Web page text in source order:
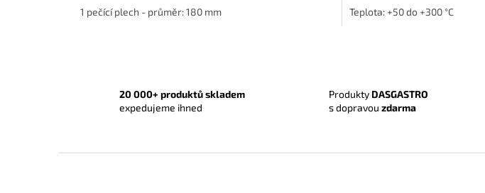
1 pečící plech - průměr: 180 mm Teplota: +50 do +300 °C
p
20 000+ produktů skladem
expedujeme ihned
Produkty DASGASTRO
s dopravou zdarma